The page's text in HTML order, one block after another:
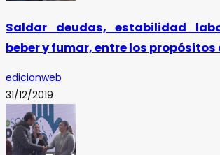
Saldar deudas, estabilidad
beber y fumar, entre los propósitos
edicionweb
31/12/2019